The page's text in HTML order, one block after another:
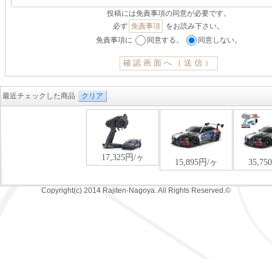
投稿には免責事項の同意が必要です。
必ず 免責事項
をお読み下さい。
免責事項に
同意する。 同意しない。
最近チェックした商品 クリア
Copyright(c) 2014 Rajiten-Nagoya. All Rights Reserved.©